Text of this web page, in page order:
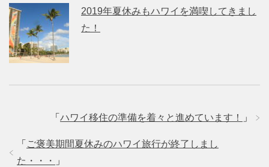
2019年夏休みもハワイを満喫してきまし
た！
「 ハワイ移住の準備を着々と進めています！ 」
「 ご褒美期間夏休みのハワイ旅行が終了しまし
た・・・
」